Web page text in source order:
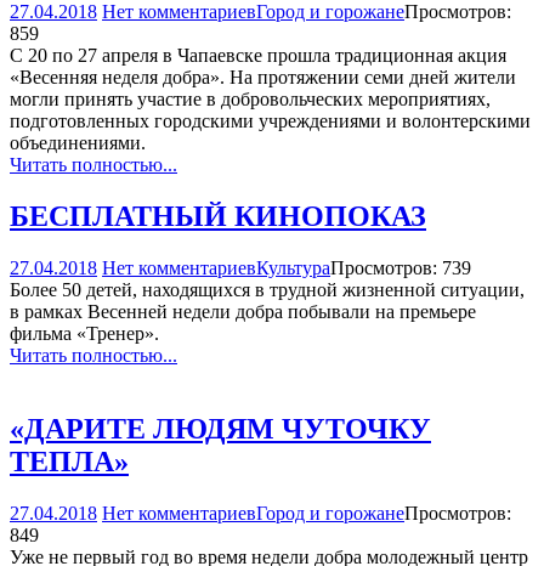
27.04.2018 Нет комментариевГород и горожанеПросмотров:
859
С 20 по 27 апреля в Чапаевске прошла традиционная акция
«Весенняя неделя добра». На протяжении семи дней жители
могли принять участие в добровольческих мероприятиях,
подготовленных городскими учреждениями и волонтерскими
объединениями.
Читать полностью...
БЕСПЛАТНЫЙ КИНОПОКАЗ
27.04.2018 Нет комментариевКультураПросмотров: 739
Более 50 детей, находящихся в трудной жизненной ситуации,
в рамках Весенней недели добра побывали на премьере
фильма «Тренер».
Читать полностью...
«ДАРИТЕ ЛЮДЯМ ЧУТОЧКУ
ТЕПЛА»
27.04.2018 Нет комментариевГород и горожанеПросмотров:
849
Уже не первый год во время недели добра молодежный центр